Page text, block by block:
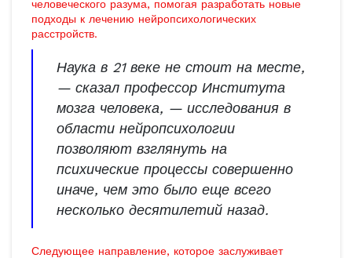
человеческого разума, помогая разработать новые
подходы к лечению нейропсихологических
расстройств.
Наука в 21 веке не стоит на месте,
— сказал профессор Института
мозга человека, — исследования в
области нейропсихологии
позволяют взглянуть на
психические процессы совершенно
иначе, чем это было еще всего
несколько десятилетий назад.
Следующее направление, которое заслуживает